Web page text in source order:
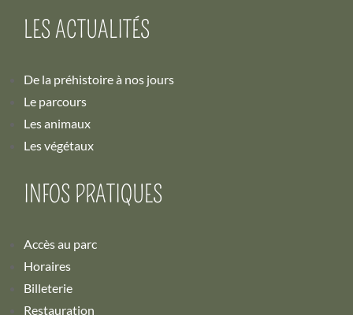
LES ACTUALITÉS
De la préhistoire à nos jours
Le parcours
Les animaux
Les végétaux
INFOS PRATIQUES
Accès au parc
Horaires
Billeterie
Restauration